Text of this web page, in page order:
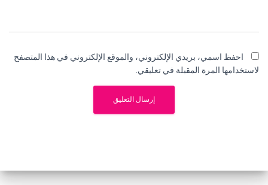
احفظ اسمي، بريدي الإلكتروني، والموقع الإلكتروني في هذا المتصفح
لاستخدامها المرة المقبلة في تعليقي.